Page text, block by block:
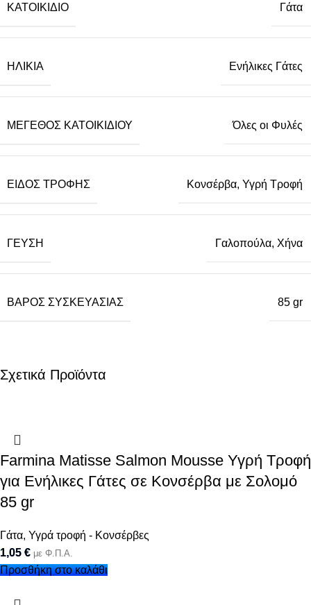
ΚΑΤΟΙΚΊΔΙΟ Γάτα
ΗΛΙΚΊΑ Ενήλικες Γάτες
ΜΈΓΕΘΟΣ ΚΑΤΟΙΚΙΔΊΟΥ Όλες οι Φυλές
ΕΊΔΟΣ ΤΡΟΦΉΣ Κονσέρβα, Υγρή Τροφή
ΓΕΎΣΗ Γαλοπούλα, Χήνα
ΒΆΡΟΣ ΣΥΣΚΕΥΑΣΊΑΣ 85 gr
Σχετικά Προϊόντα
Farmina Matisse Salmon Mousse Υγρή Τροφή
για Ενήλικες Γάτες σε Κονσέρβα με Σολομό
85 gr
Γάτα, Υγρά τροφή - Κονσέρβες
1,05 € με Φ.Π.Α.
Προσθήκη στο καλάθι